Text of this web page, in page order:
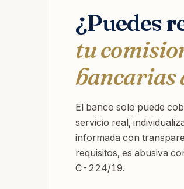
¿Puedes
tu
bancarias
El banco solo puede
servicio real,
informada con
requisitos, es abusiva
C-224/19.